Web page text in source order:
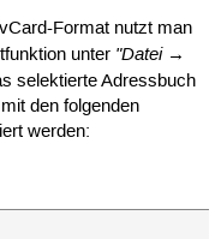
Format nutzt man
unter "Datei →
selektierte Adressbuch
den folgenden
werden: